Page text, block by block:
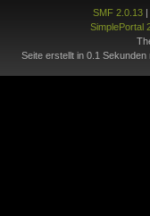
SMF 2.0.13|
SimplePortal
Seite erstellt in 0.1 Sekunden